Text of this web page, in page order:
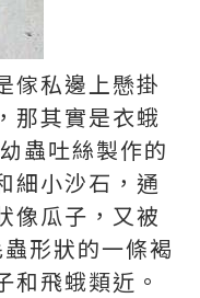
傢私邊上懸掛
那其實是衣蛾
蟲吐絲製作的
細小沙石，通
像瓜子，又被
形狀的一條褐
和飛蛾類近。